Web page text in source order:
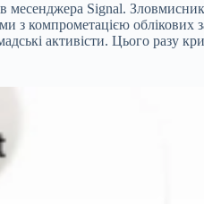
месенджера Signal.
з компрометацією
активісти. Цього разу